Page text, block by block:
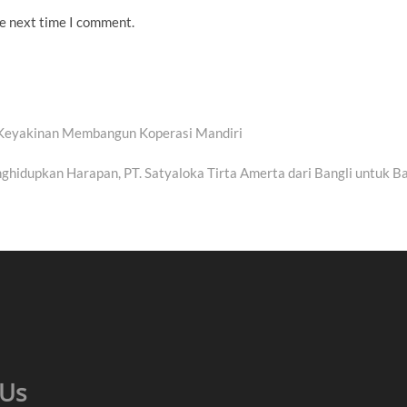
next time I comment.
Membangun Koperasi Mandiri
Harapan, PT. Satyaloka Tirta Amerta dari Bangli untuk